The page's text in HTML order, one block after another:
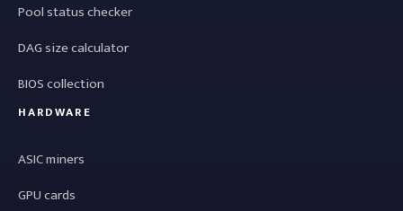
Pool status checker
DAG size calculator
BIOS collection
HARDWARE
ASIC miners
GPU cards